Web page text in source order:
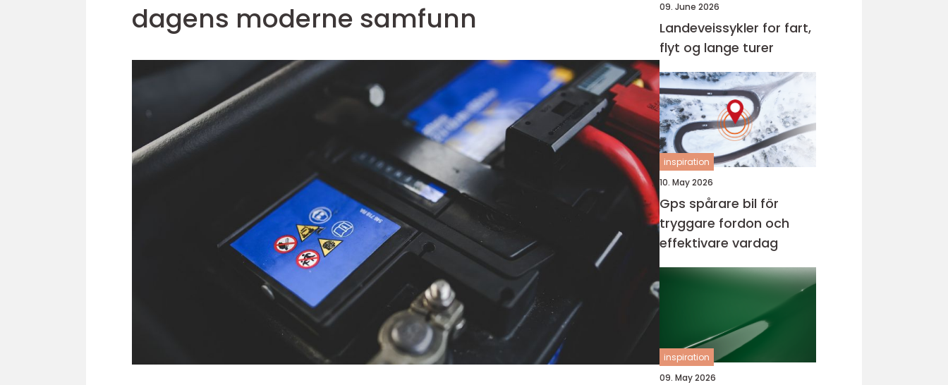
dagens moderne samfunn
09. June 2026
Landeveissykler for fart,
flyt og lange turer
inspiration
10. May 2026
Gps spårare bil för
tryggare fordon och
effektivare vardag
inspiration
09. May 2026